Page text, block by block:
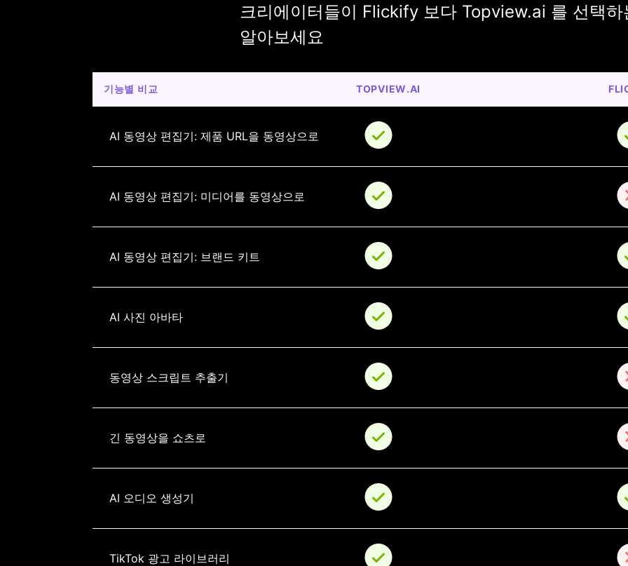
크리에이터들이 Flickify 보다 Topview.ai 를 선택하
알아보세요
기능별 비교 TOPVIEW.AI
AI 동영상 편집기: 제품 URL을 동영상으로
AI 동영상 편집기: 미디어를 동영상으로
AI 동영상 편집기: 브랜드 키트
AI 사진 아바타
동영상 스크립트 추출기
긴 동영상을 쇼츠로
AI 오디오 생성기
TikTok 광고 라이브러리